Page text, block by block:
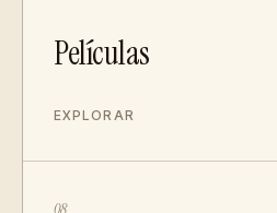
Películas
EXPLORAR
08